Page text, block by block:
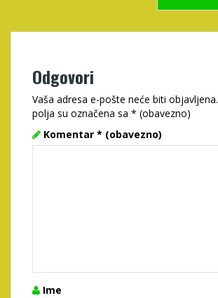
Odgovori
Vaša adresa e-pošte neće biti objavljena.
polja su označena sa * (obavezno)
Komentar * (obavezno)
Ime